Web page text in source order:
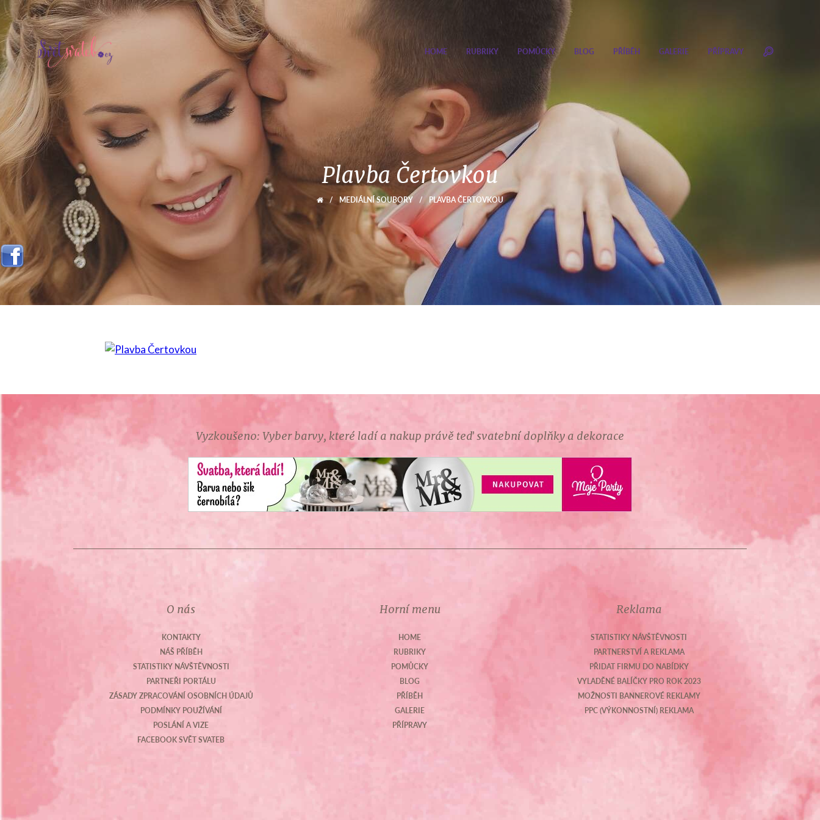
HOME RUBRIKY POMŮCKY BLOG PŘÍBĚH GALERIE PŘÍPRAVY
Plavba Čertovkou
/ MEDIÁLNÍ SOUBORY / PLAVBA ČERTOVKOU
Vyzkoušeno: Vyber barvy, které ladí a nakup právě teď svatební doplňky a dekorace
O nás
KONTAKTY
NÁŠ PŘÍBĚH
STATISTIKY NÁVŠTĚVNOSTI
PARTNEŘI PORTÁLU
ZÁSADY ZPRACOVÁNÍ OSOBNÍCH ÚDAJŮ
PODMÍNKY POUŽÍVÁNÍ
POSLÁNÍ A VIZE
FACEBOOK SVĚT SVATEB
Horní menu
HOME
RUBRIKY
POMŮCKY
BLOG
PŘÍBĚH
GALERIE
PŘÍPRAVY
Reklama
STATISTIKY NÁVŠTĚVNOSTI
PARTNERSTVÍ A REKLAMA
PŘIDAT FIRMU DO NABÍDKY
VYLADĚNÉ BALÍČKY PRO ROK 2023
MOŽNOSTI BANNEROVÉ REKLAMY
PPC (VÝKONNOSTNÍ) REKLAMA